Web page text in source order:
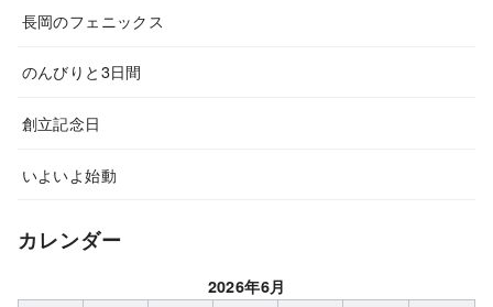
長岡のフェニックス
のんびりと3日間
創立記念日
いよいよ始動
カレンダー
2026年6月